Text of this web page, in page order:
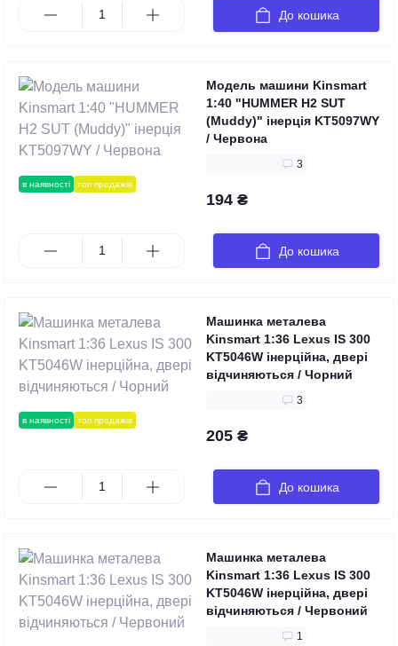
До кошика
в наявності топ продажів
Модель машини Kinsmart
1:40 "HUMMER H2 SUT
(Muddy)" інерція KT5097WY
/ Червона
3
194 ₴
До кошика
в наявності топ продажів
Машинка металева
Kinsmart 1:36 Lexus IS 300
KT5046W інерційна, двері
відчиняються / Чорний
3
205 ₴
До кошика
Машинка металева
Kinsmart 1:36 Lexus IS 300
KT5046W інерційна, двері
відчиняються / Червоний
1